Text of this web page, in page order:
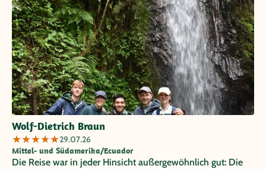
Wolf-Dietrich Braun
★★★★★29.07.26
Mittel- und Südamerika/Ecuador
Die Reise war in jeder Hinsicht außergewöhnlich gut: Die